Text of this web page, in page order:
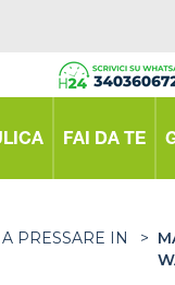
FAI DA TE
PRESSARE IN
>